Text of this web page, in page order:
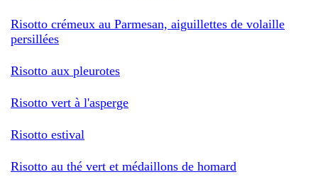
Risotto crémeux au Parmesan, aiguillettes de volaille
persillées
Risotto aux pleurotes
Risotto vert à l'asperge
Risotto estival
Risotto au thé vert et médaillons de homard